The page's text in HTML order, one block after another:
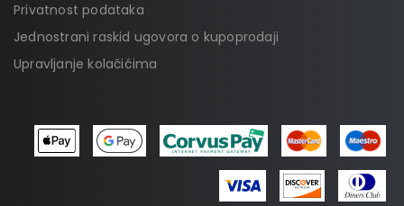
Privatnost podataka
Jednostrani raskid ugovora o kupoprodaji
Upravljanje kolačićima